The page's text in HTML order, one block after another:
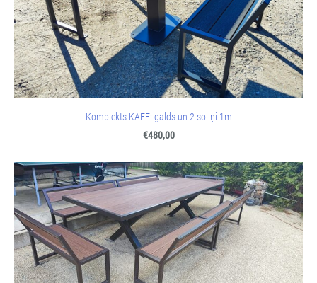
Komplekts KAFE: galds un 2 soliņi 1m
€480,00